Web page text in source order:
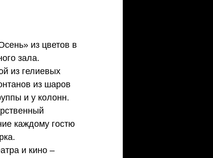
из цветов в
зала.
из гелиевых
из шаров
и у колонн.
каждому гостю
и кино –